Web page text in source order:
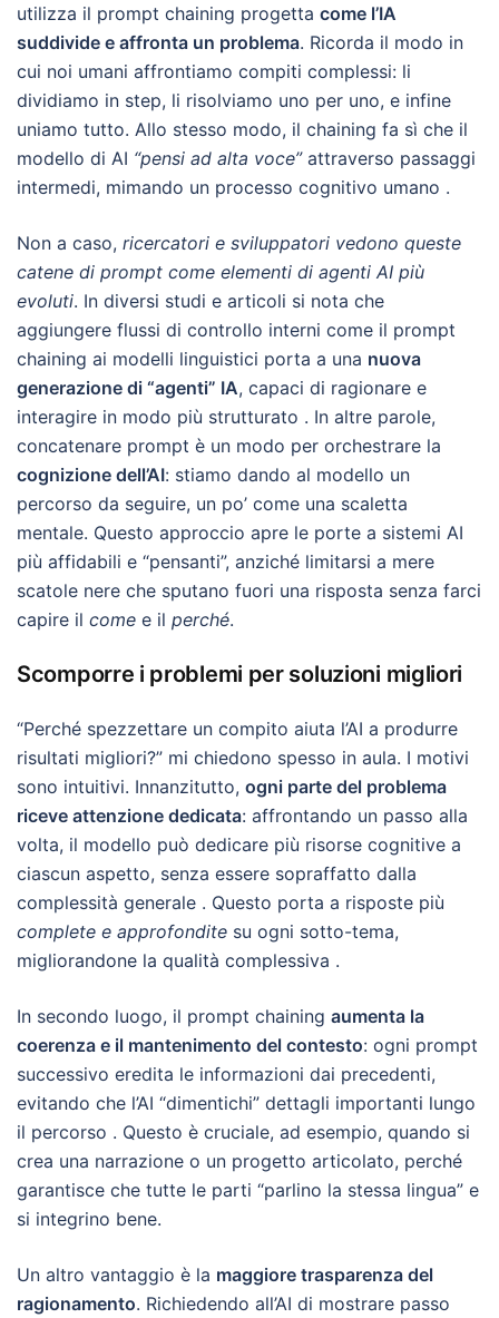
utilizza il prompt chaining progetta come l’IA
suddivide e affronta un problema. Ricorda il modo in
cui noi umani affrontiamo compiti complessi: li
dividiamo in step, li risolviamo uno per uno, e infine
uniamo tutto. Allo stesso modo, il chaining fa sì che il
modello di AI “pensi ad alta voce”attraverso passaggi
intermedi, mimando un processo cognitivo umano .
Non a caso, ricercatori e sviluppatori vedono queste
catene di prompt come elementi di agenti AI più
evoluti. In diversi studi e articoli si nota che
aggiungere flussi di controllo interni come il prompt
chaining ai modelli linguistici porta a una nuova
generazione di “agenti” IA, capaci di ragionare e
interagire in modo più strutturato . In altre parole,
concatenare prompt è un modo per orchestrare la
cognizione dell’AI: stiamo dando al modello un
percorso da seguire, un po’ come una scaletta
mentale. Questo approccio apre le porte a sistemi AI
più affidabili e “pensanti”, anziché limitarsi a mere
scatole nere che sputano fuori una risposta senza farci
capire il come e il perché.
Scomporre i problemi per soluzioni migliori
“Perché spezzettare un compito aiuta l’AI a produrre
risultati migliori?” mi chiedono spesso in aula. I motivi
sono intuitivi. Innanzitutto, ogni parte del problema
riceve attenzione dedicata: affrontando un passo alla
volta, il modello può dedicare più risorse cognitive a
ciascun aspetto, senza essere sopraffatto dalla
complessità generale . Questo porta a risposte più
complete e approfondite su ogni sotto-tema,
migliorandone la qualità complessiva .
In secondo luogo, il prompt chaining aumenta la
coerenza e il mantenimento del contesto: ogni prompt
successivo eredita le informazioni dai precedenti,
evitando che l’AI “dimentichi” dettagli importanti lungo
il percorso . Questo è cruciale, ad esempio, quando si
crea una narrazione o un progetto articolato, perché
garantisce che tutte le parti “parlino la stessa lingua” e
si integrino bene.
Un altro vantaggio è la maggiore trasparenza del
ragionamento. Richiedendo all’AI di mostrare passo